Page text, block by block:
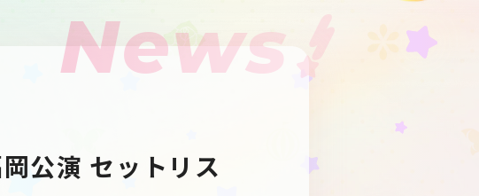
Home News
Artist Anime
News
公演 セットリス